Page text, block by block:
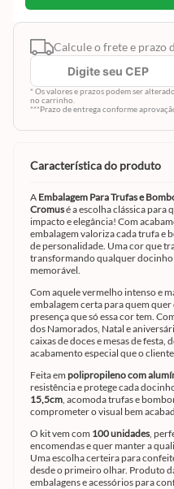
Calcule o frete e prazo
* Os valores e prazos podem ser
no carrinho.
***Prazo de entrega conforme
característica do produto
A Embalagem Para Trufas e
Cromusé a escolha clássica
impacto e elegância! Com
embalagem valoriza cada trufa e
de personalidade. Uma cor que
transformando qualquer docinho
memorável.
Com aquele vermelho intenso e
embalagem certa para quem
presença que só essa cor tem.
dos Namorados, Natal e
caixas de doces e mesas de
acabamento especial que o
Feita em polipropileno com
resistência e protege cada
15,5cm, acomoda trufas e
comprometer o visual bem
O kit vem com 100 unidades,
encomendas e quer manter a
Uma escolha certeira para
desde o primeiro olhar. Produto
embalagens e acessórios para